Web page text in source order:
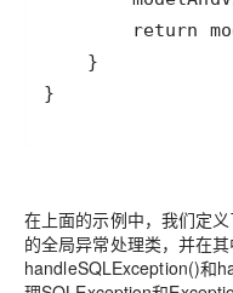
}
在上面的示例中，我们定
的全局异常处理类，并在其
handleSQLException()和